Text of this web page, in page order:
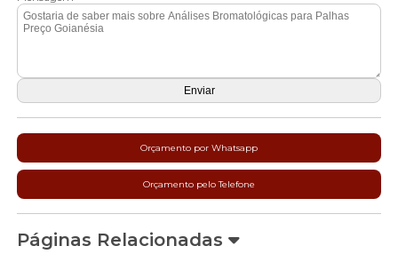
Orçamento por Whatsapp
Orçamento pelo Telefone
Páginas Relacionadas